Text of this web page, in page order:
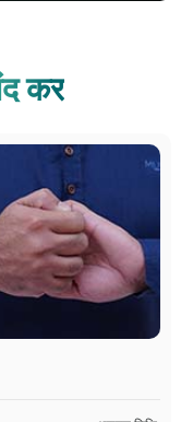
कर